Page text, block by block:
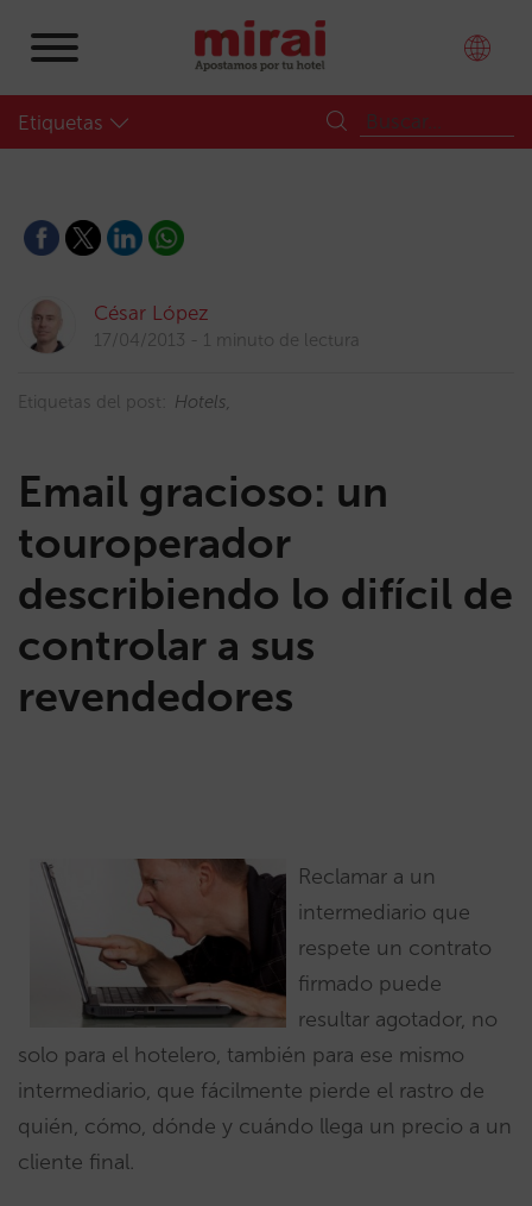
Etiquetas
César López
17/04/2013 1 minuto de lectura
Etiquetas del post: Hotels
Email gracioso: un
touroperador
describiendo lo difícil de
controlar a sus
revendedores
Reclamar a un
intermediario que
respete un contrato
firmado puede
resultar agotador, no
solo para el hotelero, también para ese mismo
intermediario, que fácilmente pierde el rastro de
quién, cómo, dónde y cuándo llega un precio a un
cliente final.